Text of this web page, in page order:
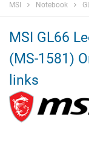
MSI Notebook
MSI GL66
(MS-1581)
links